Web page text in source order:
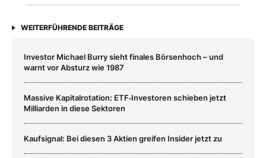
WEITERFÜHRENDE BEITRÄGE
Investor Michael Burry sieht finales Börsenhoch – und
warnt vor Absturz wie 1987
Massive Kapitalrotation: ETF‑Investoren schieben jetzt
Milliarden in diese Sektoren
Kaufsignal: Bei diesen 3 Aktien greifen Insider jetzt zu